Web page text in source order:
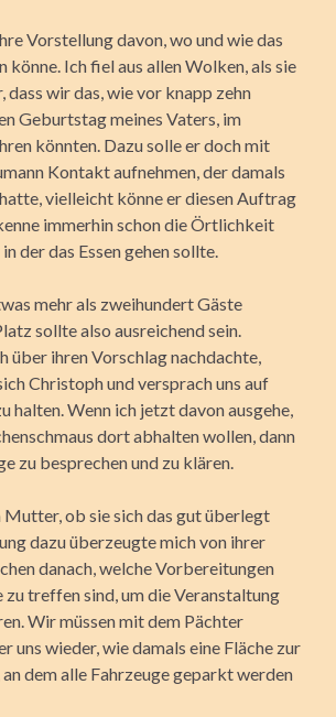
Vorstellung davon, wo und wie das
könne. Ich fiel aus allen Wolken, als sie
dass wir das, wie vor knapp zehn
Geburtstag meines Vaters, im
könnten. Dazu solle er doch mit
Kontakt aufnehmen, der damals
vielleicht könne er diesen Auftrag
immerhin schon die Örtlichkeit
der das Essen gehen sollte.
mehr als zweihundert Gäste
sollte also ausreichend sein.
über ihren Vorschlag nachdachte,
Christoph und ver­sprach uns auf
halten. Wenn ich jetzt davon ausgehe,
dort abhalten wollen, dann
zu besprechen und zu klären.
ob sie sich das gut überlegt
dazu überzeugte mich von ihrer
danach, welche Vorbereitungen
zu treffen sind, um die Veranstaltung
Wir müssen mit dem Pächter
uns wieder, wie damals eine Fläche zur
dem alle Fahrzeuge geparkt werden